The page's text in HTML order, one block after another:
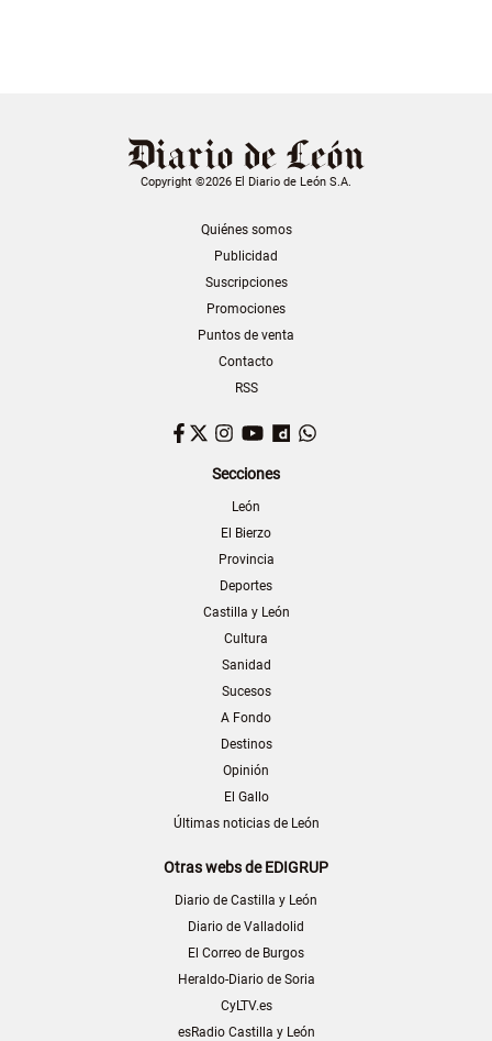
Copyright ©2026 El Diario de León S.A.
Quiénes somos
Publicidad
Suscripciones
Promociones
Puntos de venta
Contacto
RSS
Facebook
TwitterInstagram
YouTubeDailymotion
Secciones
León
El Bierzo
Provincia
Deportes
Castilla y León
Cultura
Sanidad
Sucesos
A Fondo
Destinos
Opinión
El Gallo
Últimas noticias de León
Otras webs de EDIGRUP
Diario de Castilla y León
Diario de Valladolid
El Correo de Burgos
Heraldo-Diario de Soria
CyLTV.es
esRadio Castilla y León